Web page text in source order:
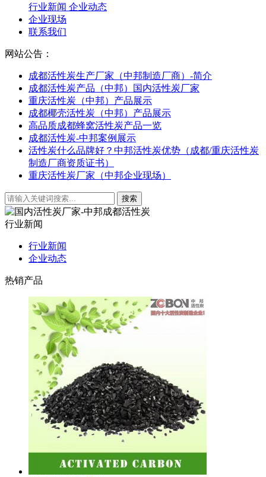
行业新闻 企业动态
企业现场
联系我们
网站公告：
成都活性炭生产厂家（中邦制造厂商）-简介
成都活性炭产品（中邦）国内活性炭厂家
重庆活性炭（中邦）产品展示
成都椰壳活性炭（中邦）产品展示
高品质成都蜂窝活性炭产品一览
成都活性炭-中邦案例展示
活性炭什么品牌好？中邦活性炭优势（成都/重庆活性炭
制造厂商资质证书）
重庆活性炭厂家（中邦企业现场）
行业新闻
行业新闻
企业动态
热销产品